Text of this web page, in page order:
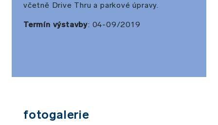
včetně Drive Thru a parkové úpravy.
Termín výstavby: 04-09/2019
Fotogalerie